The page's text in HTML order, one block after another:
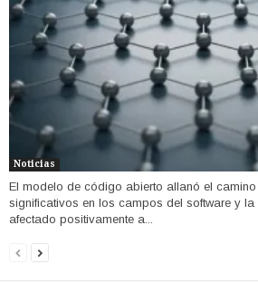
Noticias
El modelo de código abierto allanó el
significativos en los campos del software y
afectado positivamente a...